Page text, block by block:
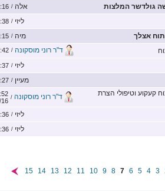
גולדשר המלצות אלה /
07/16
ליזי /
07/23
אצלך מיה /
07/16
ד"ר רוני מוסקונה /
07/16
ליזי /
07/23
מעיין /
07/16
קעקוע וטיפולי הצרת ד"ר רוני מוסקונה /
16
ליזי /
07/23
ליזי /
07/23
3
4
5
6
7
8
9
10
11
12
13
14
15